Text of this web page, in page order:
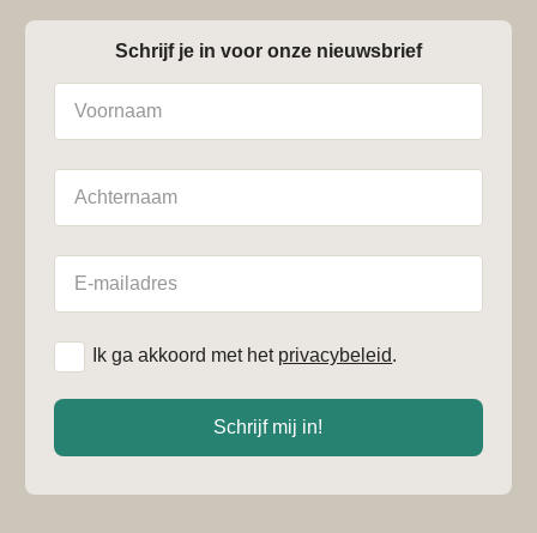
Schrijf je in voor onze nieuwsbrief
mailadres
Ik ga akkoord met het privacybeleid.
Schrijf mij in!